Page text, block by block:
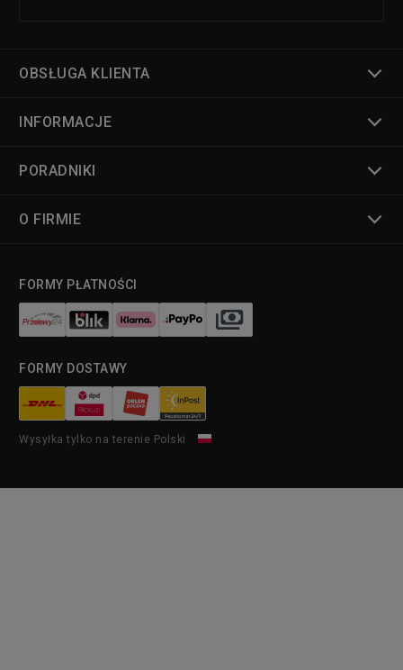
OBSŁUGA KLIENTA
INFORMACJE
PORADNIKI
O FIRMIE
FORMY PŁATNOŚCI
FORMY DOSTAWY
Wysyłka tylko na terenie Polski